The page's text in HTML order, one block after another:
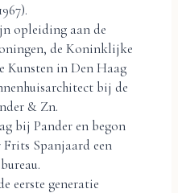
opleiding aan de
de Koninklijke
Kunsten in Den Haag
bij de
& Zn.
bij Pander en begon
Spanjaard een
eerste generatie